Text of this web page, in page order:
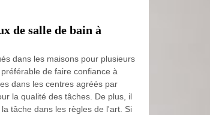
de salle de bain à
dans les maisons pour plusieurs
de faire confiance à
dans les centres agréés par
la qualité des tâches. De plus, il
tâche dans les règles de l'art. Si